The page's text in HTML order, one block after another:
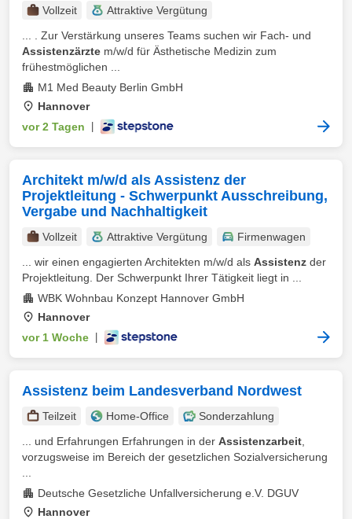
Vollzeit
Attraktive Vergütung
... . Zur Verstärkung unseres Teams suchen wir Fach- und
Assistenzärzte m/w/d für Ästhetische Medizin zum
frühestmöglichen ...
M1 Med Beauty Berlin GmbH
Hannover
vor 2 Tagen
Architekt m/w/d als Assistenz der
Projektleitung - Schwerpunkt Ausschreibung,
Vergabe und Nachhaltigkeit
Vollzeit Attraktive Vergütung
Firmenwagen
... wir einen engagierten Architekten m/w/d als Assistenz der
Projektleitung. Der Schwerpunkt Ihrer Tätigkeit liegt in ...
WBK Wohnbau Konzept Hannover GmbH
Hannover
vor 1 Woche
Assistenz beim Landesverband Nordwest
Teilzeit Home-Office
Sonderzahlung
... und Erfahrungen Erfahrungen in der Assistenzarbeit
vorzugsweise im Bereich der gesetzlichen Sozialversicherung
Deutsche Gesetzliche Unfallversicherung e.V. DGUV
Hannover